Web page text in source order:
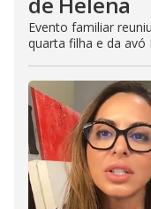
Evento familiar
quarta filha e da